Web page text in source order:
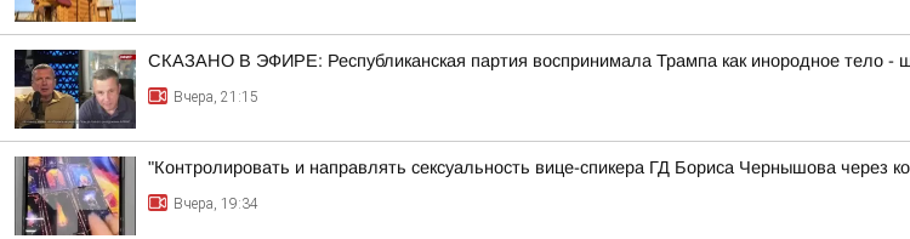
СКАЗАНО В ЭФИРЕ: Республиканская партия воспринимала Трампа как инородное тело
Вчера, 21:15
"Контролировать и направлять сексуальность вице-спикера ГД Бориса Чернышова через
Вчера, 19:34